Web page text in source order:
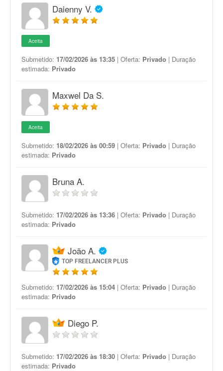
Daienny V.
Aceita
Submetido: 17/02/2026 às 13:35 | Oferta: Privado | Duração
estimada: Privado
Maxwel Da S.
Aceita
Submetido: 18/02/2026 às 00:59 | Oferta: Privado | Duração
estimada: Privado
Bruna A.
Submetido: 17/02/2026 às 13:36 | Oferta: Privado | Duração
estimada: Privado
João A.
TOP FREELANCER PLUS
Submetido: 17/02/2026 às 15:04 | Oferta: Privado | Duração
estimada: Privado
Diego P.
Submetido: 17/02/2026 às 18:30 | Oferta: Privado | Duração
estimada: Privado